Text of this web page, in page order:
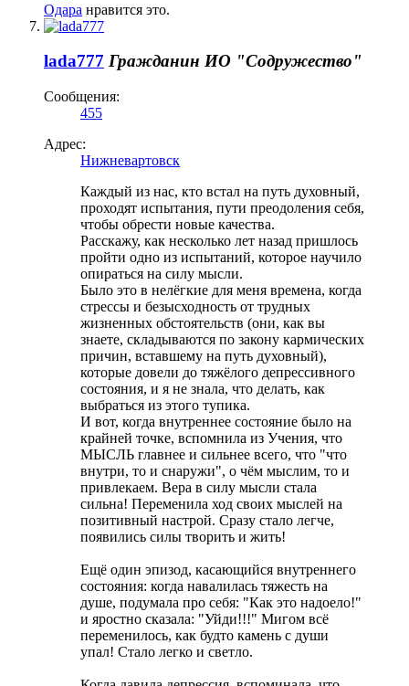
Одара нравится это.
lada777 Гражданин ИО "Содружество"
Сообщения:
455
Адрес:
Нижневартовск
Каждый из нас, кто встал на путь духовный,
проходят испытания, пути преодоления себя,
чтобы обрести новые качества.
Расскажу, как несколько лет назад пришлось
пройти одно из испытаний, которое научило
опираться на силу мысли.
Было это в нелёгкие для меня времена, когда
стрессы и безысходность от трудных
жизненных обстоятельств (они, как вы
знаете, складываются по закону кармических
причин, вставшему на путь духовный),
которые довели до тяжёлого депрессивного
состояния, и я не знала, что делать, как
выбраться из этого тупика.
И вот, когда внутреннее состояние было на
крайней точке, вспомнила из Учения, что
МЫСЛЬ главнее и сильнее всего, что "что
внутри, то и снаружи", о чём мыслим, то и
привлекаем. Вера в силу мысли стала
сильна! Переменила ход своих мыслей на
позитивный настрой. Сразу стало легче,
появились силы творить и жить!
Ещё один эпизод, касающийся внутреннего
состояния: когда навалилась тяжесть на
душе, подумала про себя: "Как это надоело!"
и яростно сказала: "Уйди!!!" Мигом всё
переменилось, как будто камень с души
упал! Стало легко и светло.